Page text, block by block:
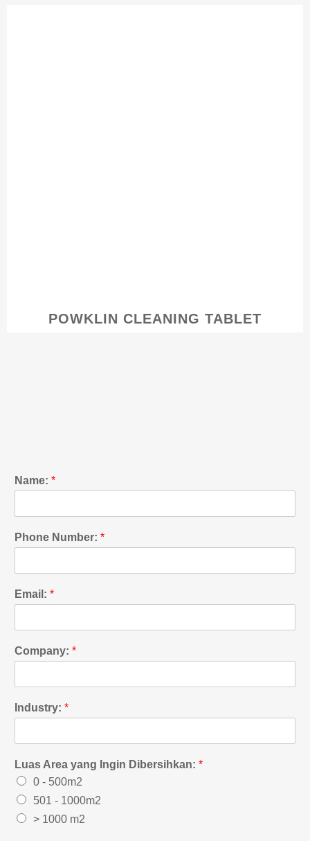
POWKLIN CLEANING TABLET
Name: *
Phone Number: *
Email: *
Company: *
Industry: *
Luas Area yang Ingin Dibersihkan: *
0 - 500m2
501 - 1000m2
> 1000 m2